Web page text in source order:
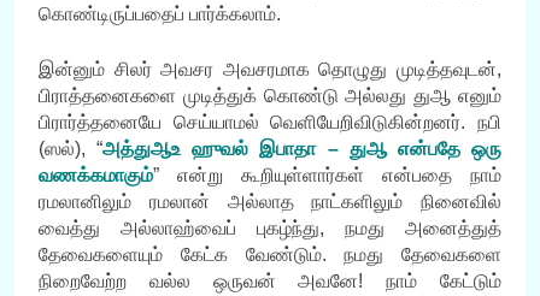
கொண்டிருப்பதைப் பார்க்கலாம்.
இன்னும் சிலர் அவசர அவசரமாக தொழுது முடித்தவுடன்,
பிராத்தனைகளை முடித்துக் கொண்டு அல்லது துஆ எனும்
பிரார்த்தனையே செய்யாமல் வெளியேறிவிடுகின்றனர். நபி
(ஸல்), “அத்துஆஉ ஹுவல் இபாதா – துஆ என்பதே ஒரு
வணக்கமாகும்” என்று கூறியுள்ளார்கள் என்பதை நாம்
ரமலானிலும் ரமலான் அல்லாத நாட்களிலும் நினைவில்
வைத்து அல்லாஹ்வைப் புகழ்ந்து, நமது அனைத்துத்
தேவைகளையும் கேட்க வேண்டும். நமது தேவைகளை
நிறைவேற்ற வல்ல ஒருவன் அவனே! நாம் கேட்டும்